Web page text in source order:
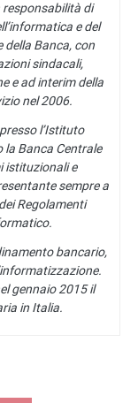
responsabilità di
e del
della Banca, con
sindacali,
e ad interim della
nel 2006.
l’Istituto
la Banca Centrale
istituzionali e
sempre a
Regolamenti
bancario,
gennaio 2015 il
in Italia.